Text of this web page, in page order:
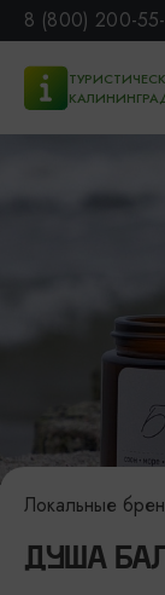
8 (800) 200-
Локальные
ДУША